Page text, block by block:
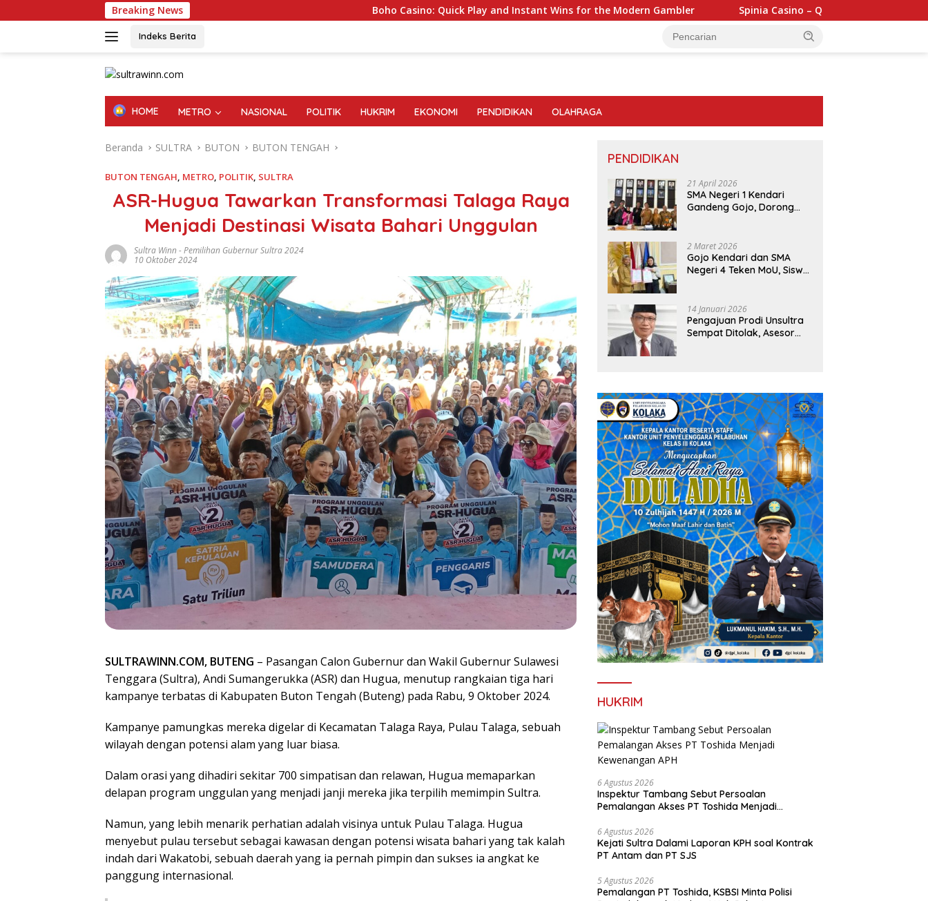
ke
Breaking News Boho Casino: Quick Play and Instant Wins for the Modern Gambler Spinia Casino – Quick‑Hit Slots en Rapid Roulette voor de
Indeks Berita
HOME METRO NASIONAL POLITIK HUKRIM EKONOMI PENDIDIKAN OLAHRAGA
Beranda SULTRA BUTON BUTON TENGAH
BUTON TENGAH METRO POLITIK SULTRA
ASR-Hugua Tawarkan Transformasi Talaga Raya
Menjadi Destinasi Wisata Bahari Unggulan
Sultra Winn-Pemilihan Gubernur Sultra 2024
10 Oktober 2024
SULTRAWINN.COM, BUTENG – Pasangan Calon Gubernur dan Wakil Gubernur Sulawesi
Tenggara (Sultra), Andi Sumangerukka (ASR) dan Hugua, menutup rangkaian tiga hari
kampanye terbatas di Kabupaten Buton Tengah (Buteng) pada Rabu, 9 Oktober 2024.
Kampanye pamungkas mereka digelar di Kecamatan Talaga Raya, Pulau Talaga, sebuah
wilayah dengan potensi alam yang luar biasa.
Dalam orasi yang dihadiri sekitar 700 simpatisan dan relawan, Hugua memaparkan
delapan program unggulan yang menjadi janji mereka jika terpilih memimpin Sultra.
Namun, yang lebih menarik perhatian adalah visinya untuk Pulau Talaga. Hugua
menyebut pulau tersebut sebagai kawasan dengan potensi wisata bahari yang tak kalah
indah dari Wakatobi, sebuah daerah yang ia pernah pimpin dan sukses ia angkat ke
panggung internasional.
PENDIDIKAN
21 April 2026
SMA Negeri 1 Kendari
Gandeng Gojo, Dorong
2 Maret 2026
Gojo Kendari dan SMA
Negeri 4 Teken MoU, Siswa
14 Januari 2026
Pengajuan Prodi Unsultra
Sempat Ditolak, Asesor
HUKRIM
6 Agustus 2026
Inspektur Tambang Sebut Persoalan
Pemalangan Akses PT Toshida Menjadi
6 Agustus 2026
Kejati Sultra Dalami Laporan KPH soal Kontrak
PT Antam dan PT SJS
5 Agustus 2026
Pemalangan PT Toshida, KSBSI Minta Polisi